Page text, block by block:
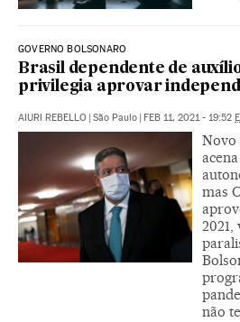
GOVERNO BOLSONARO
Brasil dependente de
privilegia aprovar
AIURI REBELLO São Paulo FEB 11, 2021 - 19:52
Novo
mas
2021,
não